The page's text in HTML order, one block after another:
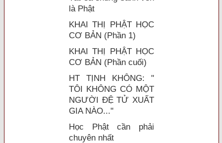
là Phật
KHAI THỊ PHẬT HỌC
CƠ BẢN (Phần 1)
KHAI THỊ PHẬT HỌC
CƠ BẢN (Phần cuối)
HT TỊNH KHÔNG: "
TÔI KHÔNG CÓ MỘT
NGƯỜI ĐỆ TỬ XUẤT
GIA NÀO..."
Học Phật cần phải
chuyên nhất